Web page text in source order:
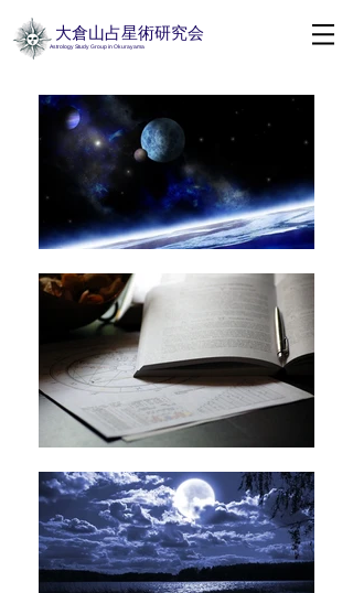
大倉山占星術研究会
​ Astrology Study Group in Okurayama